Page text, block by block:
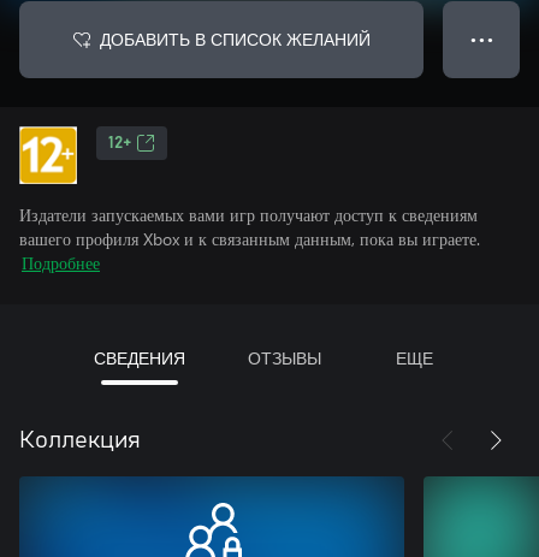
ДОБАВИТЬ В СПИСОК ЖЕЛАНИЙ ● ● ●
12+
Издатели запускаемых вами игр получают доступ к сведениям
вашего профиля Xbox и к связанным данным, пока вы играете.
Подробнее
СВЕДЕНИЯ ОТЗЫВЫ ЕЩЕ
Коллекция